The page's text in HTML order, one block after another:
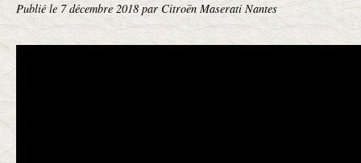
Publié le 7 décembre 2018 par Citroën Maserati Nantes